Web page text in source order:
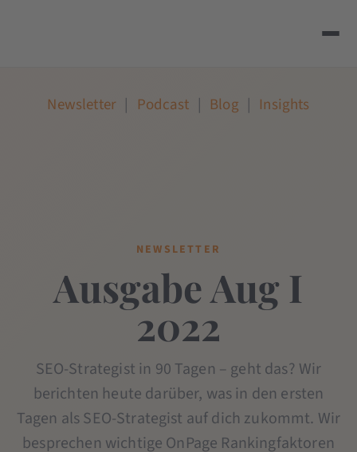
Newsletter | Podcast | Blog | Insights
NEWSLETTER
Ausgabe Aug I
2022
SEO-Strategist in 90 Tagen – geht das? Wir
berichten heute darüber, was in den ersten
Tagen als SEO-Strategist auf dich zukommt. Wir
besprechen wichtige OnPage Rankingfaktoren